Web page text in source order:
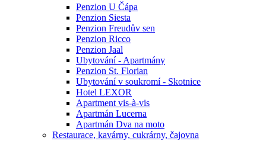
Penzion U Čápa
Penzion Siesta
Penzion Freudův sen
Penzion Ricco
Penzion Jaal
Ubytování - Apartmány
Penzion St. Florian
Ubytování v soukromí - Skotnice
Hotel LEXOR
Apartment vis-à-vis
Apartmán Lucerna
Apartmán Dva na moto
Restaurace, kavárny, cukrárny, čajovna